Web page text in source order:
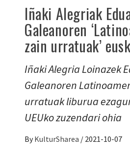
Iñaki Alegriak
Galeanoren
zain urratuak’
Iñaki Alegria Loinazek
Galeanoren
urratuak liburua
UEUko zuzendari ohia
By KulturSharea / 2021-10-07